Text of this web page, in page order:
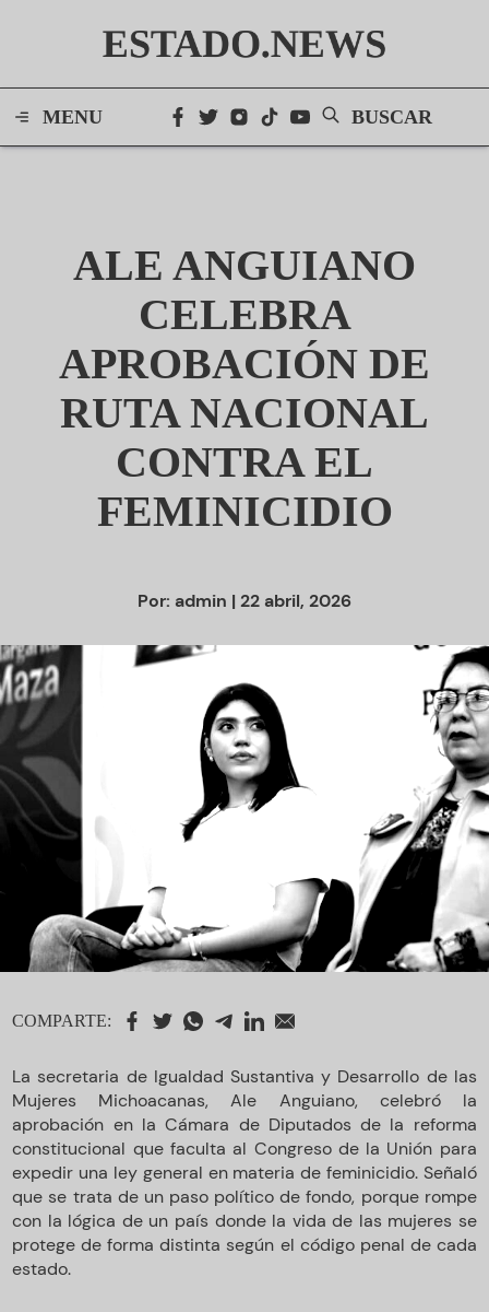
ESTADO.NEWS
MENU BUSCAR
ALE ANGUIANO
CELEBRA
APROBACIÓN DE
RUTA NACIONAL
CONTRA EL
FEMINICIDIO
Por: admin | 22 abril, 2026
COMPARTE:
La secretaria de Igualdad Sustantiva y Desarrollo de las
Mujeres Michoacanas, Ale Anguiano, celebró la
aprobación en la Cámara de Diputados de la reforma
constitucional que faculta al Congreso de la Unión para
expedir una ley general en materia de feminicidio. Señaló
que se trata de un paso político de fondo, porque rompe
con la lógica de un país donde la vida de las mujeres se
protege de forma distinta según el código penal de cada
estado.